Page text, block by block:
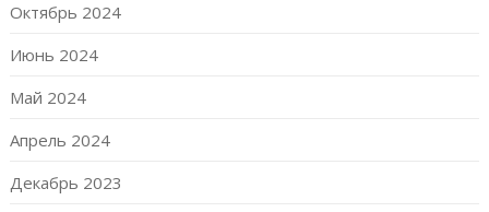
Октябрь 2024
Июнь 2024
Май 2024
Апрель 2024
Декабрь 2023